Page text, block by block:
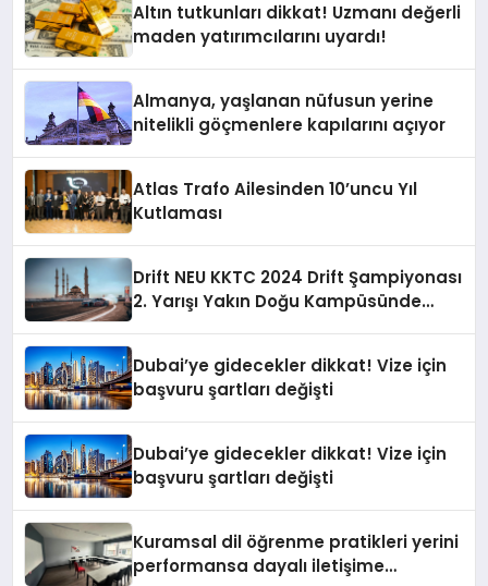
Altın tutkunları dikkat! Uzmanı değerli
maden yatırımcılarını uyardı!
Almanya, yaşlanan nüfusun yerine
nitelikli göçmenlere kapılarını açıyor
Atlas Trafo Ailesinden 10’uncu Yıl
Kutlaması
Drift NEU KKTC 2024 Drift Şampiyonası
2. Yarışı Yakın Doğu Kampüsünde
Dubai’ye gidecekler dikkat! Vize için
başvuru şartları değişti
Dubai’ye gidecekler dikkat! Vize için
başvuru şartları değişti
Kuramsal dil öğrenme pratikleri yerini
performansa dayalı iletişime